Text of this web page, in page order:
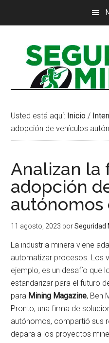
principal
Usted está aquí: Inicio /
adopción de vehículos
Analizan la
adopción
11 agosto, 2023 porSeguridad
La industria minera viene
automatizar procesos. Los
ejemplo, es un desafío que
estandarizar para el futuro
para Mining Magazine, Ben
Pronto, una firma de
autónomos, compartió sus
depara a los proyectos